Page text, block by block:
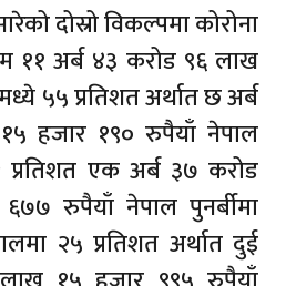
दोस्रो विकल्पमा कोरोना
११ अर्ब ४३ करोड ९६ लाख
५५ प्रतिशत अर्थात छ अर्ब
हजार १९० रुपैयाँ नेपाल
प्रतिशत एक अर्ब ३७ करोड
रुपैयाँ नेपाल पुनर्बीमा
२५ प्रतिशत अर्थात दुई